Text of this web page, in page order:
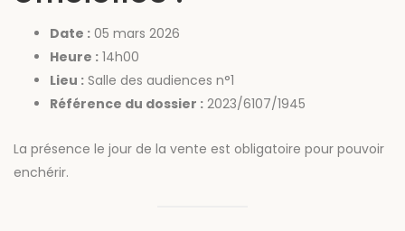
Date : 05 mars 2026
Heure : 14h00
Lieu : Salle des audiences n°1
Référence du dossier : 2023/6107/1945
La présence le jour de la vente est obligatoire pour pouvoir
enchérir.